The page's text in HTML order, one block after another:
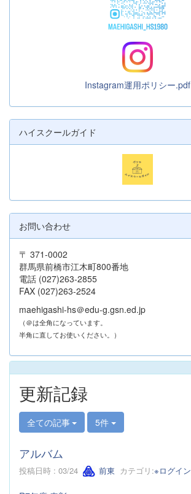
Instagram運用ポリシー.pdf
ハイスクールガイド
お問い合わせ
〒 371-0002
群馬県前橋市江木町800番地
電話 (027)263-2855
FAX (027)263-2524
maehigashi-hs＠edu-g.gsn.ed.jp
（＠は全角になっています。
半角に直してお使いください。）
更新記録
全ての記事 5件
アルバム
投稿日時 : 03/24 前東 カテゴリ:※ログイン